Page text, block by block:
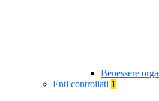
Benessere
Enti controllati 1